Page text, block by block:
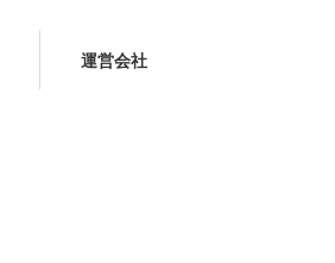
運営会社